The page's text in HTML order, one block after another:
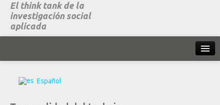
El think tank de la
investigación social
aplicada
Español